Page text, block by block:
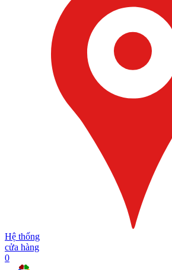
Hệ thống
cửa hàng
0